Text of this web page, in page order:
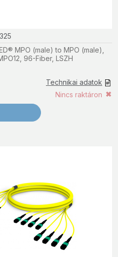
MPO (male) to MPO (male),
96-Fiber, LSZH
Technikai adatok
Nincs raktáron